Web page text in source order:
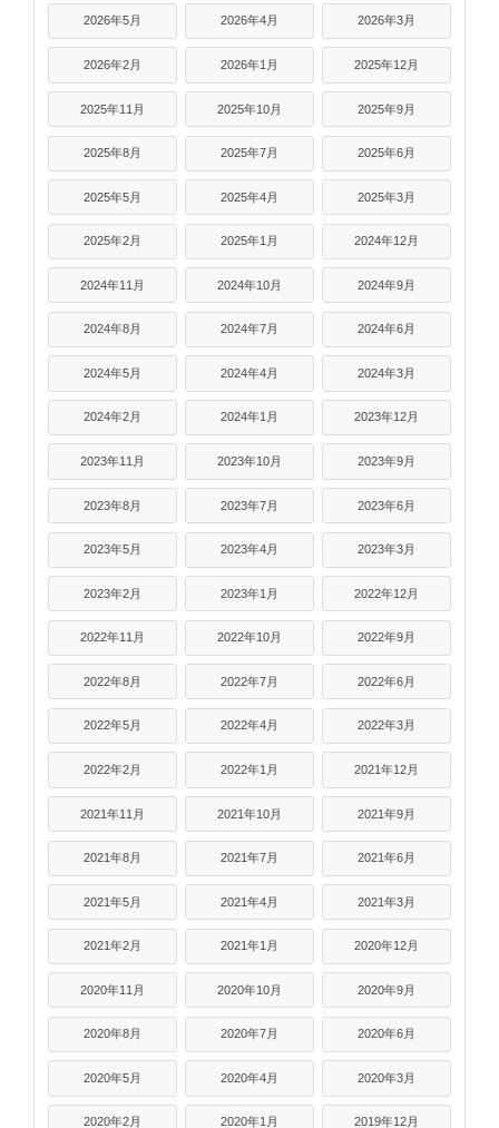
2026年5月 2026年4月 2026年3月
2026年2月 2026年1月 2025年12月
2025年11月 2025年10月 2025年9月
2025年8月 2025年7月 2025年6月
2025年5月 2025年4月 2025年3月
2025年2月 2025年1月 2024年12月
2024年11月 2024年10月 2024年9月
2024年8月 2024年7月 2024年6月
2024年5月 2024年4月 2024年3月
2024年2月 2024年1月 2023年12月
2023年11月 2023年10月 2023年9月
2023年8月 2023年7月 2023年6月
2023年5月 2023年4月 2023年3月
2023年2月 2023年1月 2022年12月
2022年11月 2022年10月 2022年9月
2022年8月 2022年7月 2022年6月
2022年5月 2022年4月 2022年3月
2022年2月 2022年1月 2021年12月
2021年11月 2021年10月 2021年9月
2021年8月 2021年7月 2021年6月
2021年5月 2021年4月 2021年3月
2021年2月 2021年1月 2020年12月
2020年11月 2020年10月 2020年9月
2020年8月 2020年7月 2020年6月
2020年5月 2020年4月 2020年3月
2020年2月 2020年1月 2019年12月